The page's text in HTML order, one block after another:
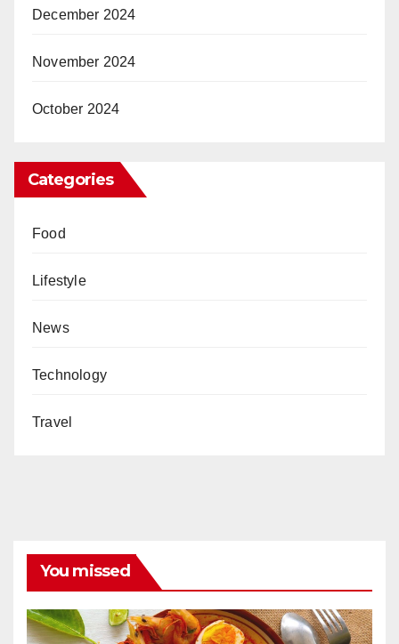
December 2024
November 2024
October 2024
Categories
Food
Lifestyle
News
Technology
Travel
You missed